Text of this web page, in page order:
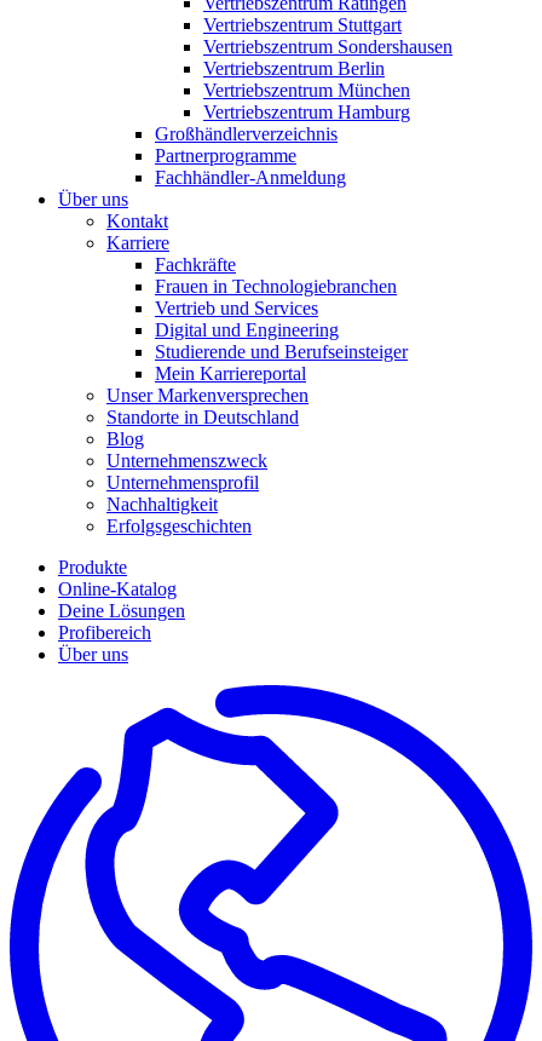
Vertriebszentrum Stuttgart
Vertriebszentrum Sondershausen
Vertriebszentrum Berlin
Vertriebszentrum München
Vertriebszentrum Hamburg
Großhändlerverzeichnis
Partnerprogramme
Fachhändler-Anmeldung
Über uns
Kontakt
Karriere
Fachkräfte
Frauen in Technologiebranchen
Vertrieb und Services
Digital und Engineering
Studierende und Berufseinsteiger
Mein Karriereportal
Unser Markenversprechen
Standorte in Deutschland
Blog
Unternehmenszweck
Unternehmensprofil
Nachhaltigkeit
Erfolgsgeschichten
Produkte
Online-Katalog
Deine Lösungen
Profibereich
Über uns